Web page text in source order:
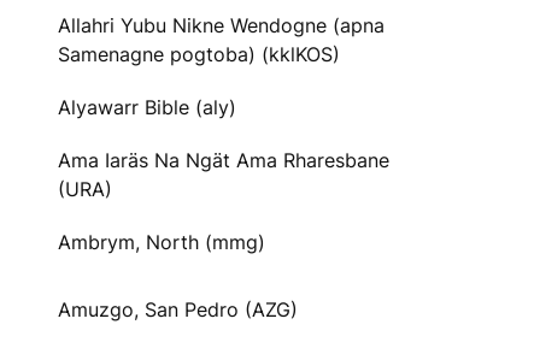
Allahri Yubu Nikne Wendogne (apna
Samenagne pogtoba) (kklKOS)
Alyawarr Bible (aly)
Ama Iaräs Na Ngät Ama Rharesbane
(URA)
Ambrym, North (mmg)
Amuzgo, San Pedro (AZG)